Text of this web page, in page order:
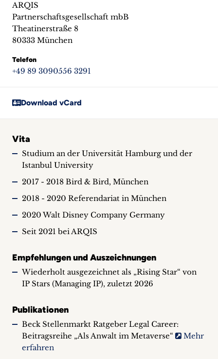
ARQIS
Partnerschaftsgesellschaft mbB
Theatinerstraße 8
80333 München
Telefon
+49 89 3090556 3291
Download vCard
Vita
Studium an der Universität Hamburg und der
Istanbul University
2017 - 2018 Bird & Bird, München
2018 - 2020 Referendariat in München
2020 Walt Disney Company Germany
Seit 2021 bei ARQIS
Empfehlungen und Auszeichnungen
Wiederholt ausgezeichnet als „Rising Star“ von
IP Stars (Managing IP), zuletzt 2026
Publikationen
Beck Stellenmarkt Ratgeber Legal Career:
Beitragsreihe „Als Anwalt im Metaverse“
Mehr
erfahren